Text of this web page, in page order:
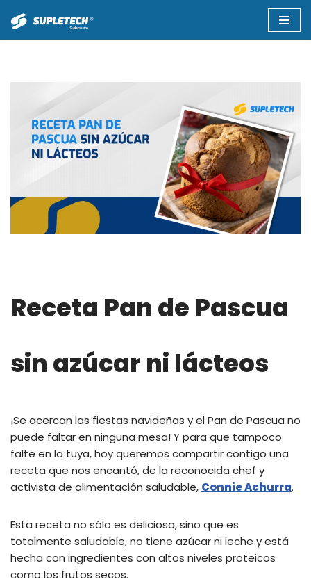
Saltar
Receta Pan de Pascua
sin azúcar ni lácteos
¡Se acercan las fiestas navideñas y el Pan de Pascua no
puede faltar en ninguna mesa! Y para que tampoco
falte en la tuya, hoy queremos compartir contigo una
receta que nos encantó, de la reconocida chef y
activista de alimentación saludable, Connie Achurra.
Esta receta no sólo es deliciosa, sino que es
totalmente saludable, no tiene azúcar ni leche y está
hecha con ingredientes con altos niveles proteicos
como los frutos secos.